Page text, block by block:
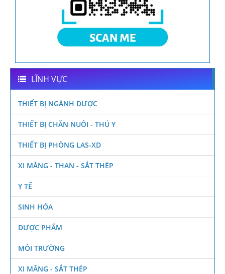
LĨNH VỰC
THIẾT BỊ NGÀNH DƯỢC
THIẾT BỊ CHĂN NUÔI - THÚ Y
THIẾT BỊ PHÒNG LAS-XD
XI MĂNG - THAN - SẮT THÉP
Y TẾ
SINH HÓA
DƯỢC PHẨM
MÔI TRƯỜNG
XI MĂNG - SẮT THÉP